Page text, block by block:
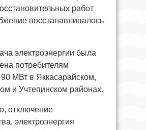
работ
восстанавливалось
электроэнергии была
потребителям
90 МВт в Яккасарайском,
и Учтепинском районах.